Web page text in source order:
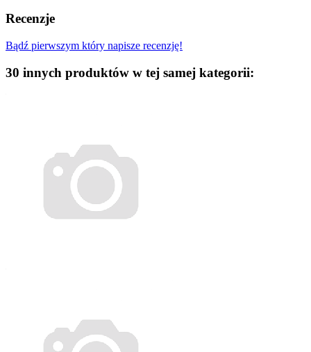
Recenzje
Bądź pierwszym który napisze recenzję!
30 innych produktów w tej samej kategorii: